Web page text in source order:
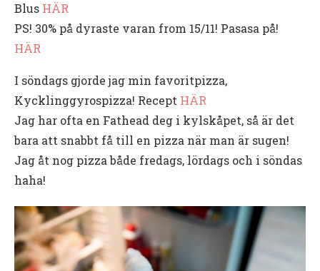
Blus HÄR
PS! 30% på dyraste varan from 15/11! Pasasa på!
HÄR
I söndags gjorde jag min favoritpizza,
Kycklinggyrospizza! Recept HÄR
Jag har ofta en Fathead deg i kylskåpet, så är det
bara att snabbt få till en pizza när man är sugen!
Jag åt nog pizza både fredags, lördags och i söndas
haha!